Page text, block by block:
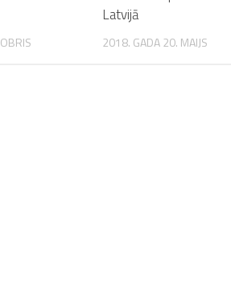
Latvijā
2018. GADA 20. MAIJS